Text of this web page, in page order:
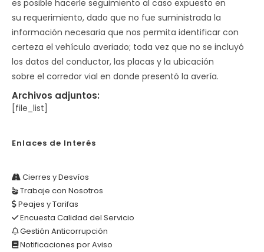
es posible hacerle seguimiento al caso expuesto en
su requerimiento, dado que no fue suministrada la
información necesaria que nos permita identificar con
certeza el vehículo averiado; toda vez que no se incluyó
los datos del conductor, las placas y la ubicación
sobre el corredor vial en donde presentó la avería.
Archivos adjuntos:
[file_list]
Enlaces de Interés
Cierres y Desvíos
Trabaje con Nosotros
Peajes y Tarifas
Encuesta Calidad del Servicio
Gestión Anticorrupción
Notificaciones por Aviso